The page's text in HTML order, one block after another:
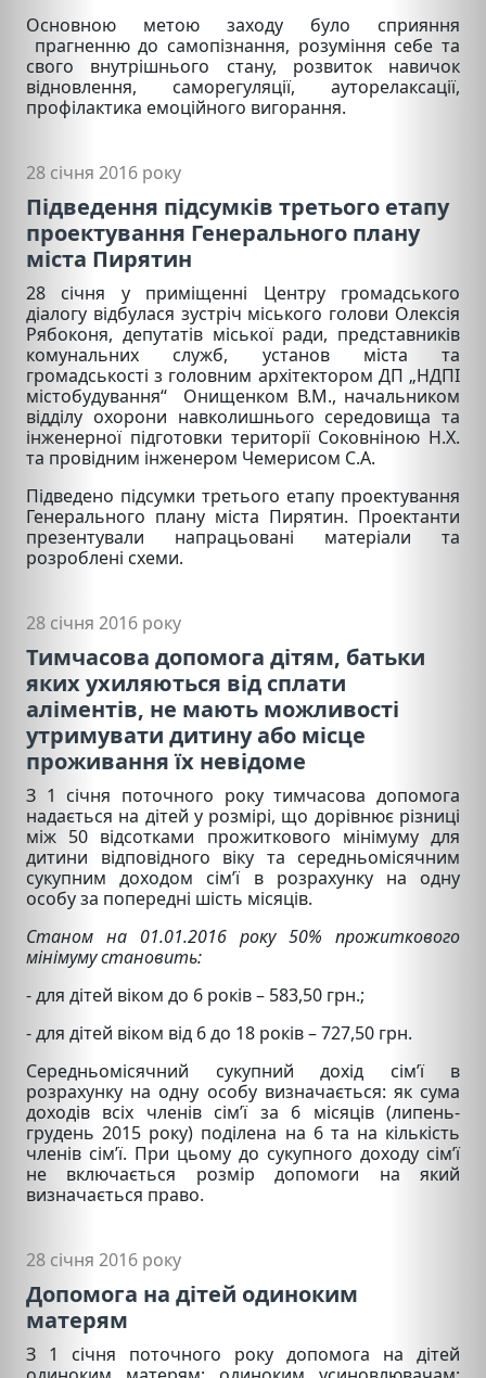
Основною метою заходу було сприяння
прагненню до самопізнання, розуміння себе та
свого внутрішнього стану, розвиток навичок
відновлення, саморегуляції, ауторелаксації,
профілактика емоційного вигорання.
28 січня 2016 року
Підведення підсумків третього етапу
проектування Генерального плану
міста Пирятин
28 січня у приміщенні Центру громадського
діалогу відбулася зустріч міського голови Олексія
Рябоконя, депутатів міської ради, представників
комунальних служб, установ міста та
громадськості з головним архітектором ДП „НДПІ
містобудування“ Онищенком В.М., начальником
відділу охорони навколишнього середовища та
інженерної підготовки території Соковніною Н.Х.
та провідним інженером Чемерисом С.А.
Підведено підсумки третього етапу проектування
Генерального плану міста Пирятин. Проектанти
презентували напрацьовані матеріали та
розроблені схеми.
28 січня 2016 року
Тимчасова допомога дітям, батьки
яких ухиляються від сплати
аліментів, не мають можливості
утримувати дитину або місце
проживання їх невідоме
З 1 січня поточного року тимчасова допомога
надається на дітей у розмірі, що дорівнює різниці
між 50 відсотками прожиткового мінімуму для
дитини відповідного віку та середньомісячним
сукупним доходом сім’ї в розрахунку на одну
особу за попередні шість місяців.
Станом на 01.01.2016 року 50% прожиткового
мінімуму становить:
- для дітей віком до 6 років – 583,50 грн.;
- для дітей віком від 6 до 18 років – 727,50 грн.
Середньомісячний сукупний дохід сім’ї в
розрахунку на одну особу визначається: як сума
доходів всіх членів сім’ї за 6 місяців (липень-
грудень 2015 року) поділена на 6 та на кількість
членів сім’ї. При цьому до сукупного доходу сім’ї
не включається розмір допомоги на який
визначається право.
28 січня 2016 року
Допомога на дітей одиноким
матерям
З 1 січня поточного року допомога на дітей